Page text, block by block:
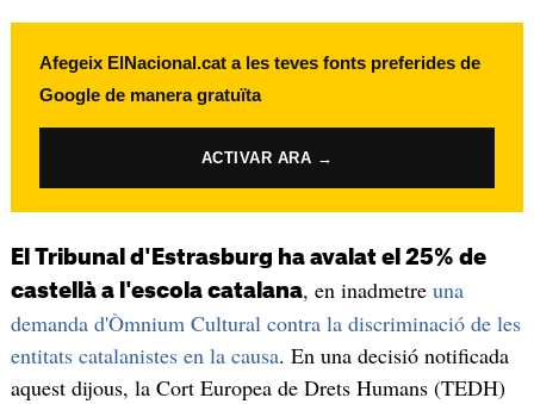
Afegeix ElNacional.cat a les teves fonts preferides de
Google de manera gratuïta
ACTIVAR ARA →
El Tribunal d'Estrasburg ha avalat el 25% de
castellà a l'escola catalana, en inadmetre una
demanda d'Òmnium Cultural contra la discriminació de les
entitats catalanistes en la causa. En una decisió notificada
aquest dijous, la Cort Europea de Drets Humans (TEDH)